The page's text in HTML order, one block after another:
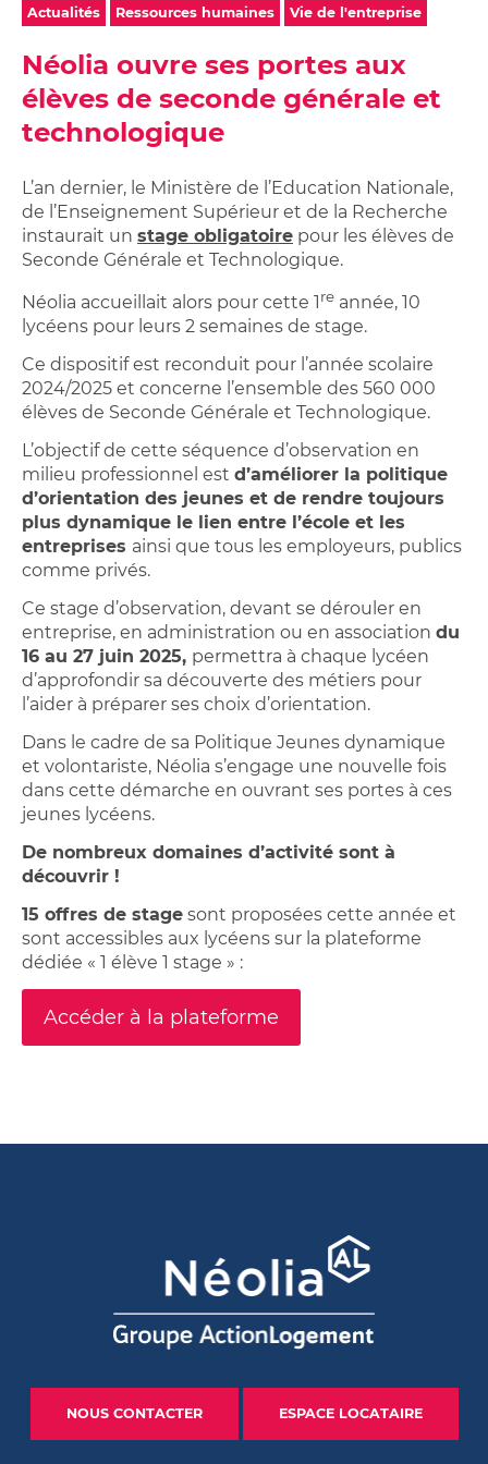
appartements
étudiants
Garage
ou
place
parking
à
louer
ma
location
Néolia
Achetez
garage
ou
place
de
Néolia
Actualités Ressources humaines Vie de l'entreprise
Néolia ouvre ses portes aux
élèves de seconde générale et
technologique
L’an dernier, le Ministère de l’Education Nationale,
de l’Enseignement Supérieur et de la Recherche
instaurait un stage obligatoire pour les élèves de
Seconde Générale et Technologique.
Néolia accueillait alors pour cette 1re année, 10
lycéens pour leurs 2 semaines de stage.
Ce dispositif est reconduit pour l’année scolaire
2024/2025 et concerne l’ensemble des 560 000
élèves de Seconde Générale et Technologique.
L’objectif de cette séquence d’observation en
milieu professionnel est d’améliorer la politique
d’orientation des jeunes et de rendre toujours
plus dynamique le lien entre l’école et les
entreprises ainsi que tous les employeurs, publics
comme privés.
Ce stage d’observation, devant se dérouler en
entreprise, en administration ou en association du
16 au 27 juin 2025, permettra à chaque lycéen
d’approfondir sa découverte des métiers pour
l’aider à préparer ses choix d’orientation.
Dans le cadre de sa Politique Jeunes dynamique
et volontariste, Néolia s’engage une nouvelle fois
dans cette démarche en ouvrant ses portes à ces
jeunes lycéens.
De nombreux domaines d’activité sont à
découvrir !
15 offres de stage sont proposées cette année et
sont accessibles aux lycéens sur la plateforme
dédiée « 1 élève 1 stage » :
Accéder à la plateforme
NOUS CONTACTER ESPACE LOCATAIRE